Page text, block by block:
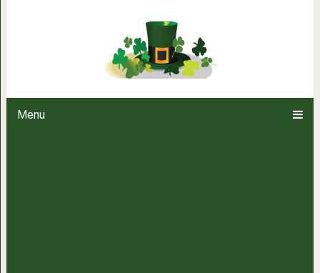
Menu
Пить много воды не нужно!
пить воду стоит